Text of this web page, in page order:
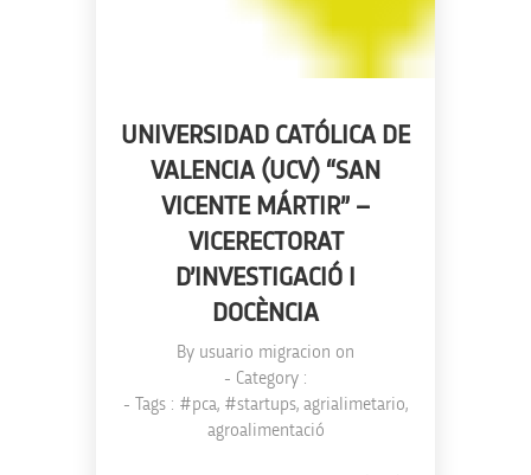
UNIVERSIDAD CATÓLICA DE
VALENCIA (UCV) “SAN
VICENTE MÁRTIR” –
VICERECTORAT
D’INVESTIGACIÓ I
DOCÈNCIA
By usuario migracion on
- Category :
- Tags : #pca, #startups, agrialimetario,
agroalimentació